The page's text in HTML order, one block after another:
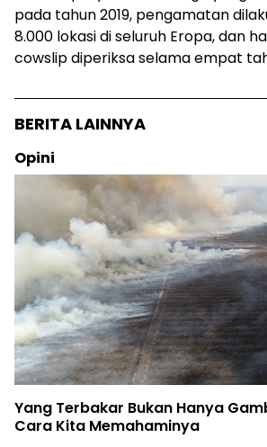
pada tahun 2019, pengamatan
8.000 lokasi di seluruh Eropa, dan
cowslip diperiksa selama empat
BERITA LAINNYA
Bukan Hanya Gambut,